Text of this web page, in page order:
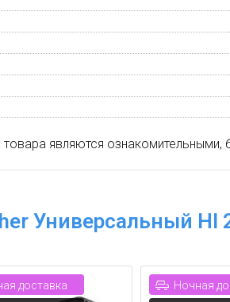
товара являются
Универсальный Hl
доставка
Ночная